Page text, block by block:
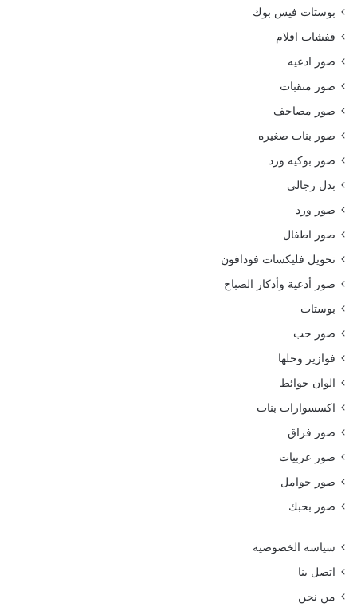
بوستات فيس بوك
قفشات افلام
صور ادعيه
صور منقبات
صور مصاحف
صور بنات صغيره
صور بوكيه ورد
بدل رجالي
صور ورد
صور اطفال
تحويل فليكسات فودافون
صور أدعية وأذكار الصباح
بوستات
صور حب
فوازير وحلها
الوان حوائط
اكسسوارات بنات
صور فراق
صور عربيات
صور حوامل
صور بحبك
سياسة الخصوصية
اتصل بنا
من نحن